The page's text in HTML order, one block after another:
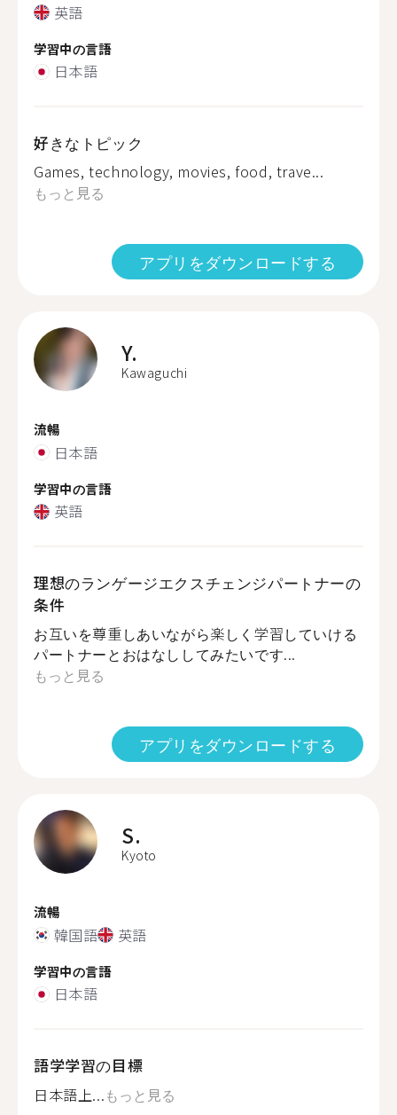
英語
学習中の言語
日本語
好きなトピック
Games, technology, movies, food, trave...
もっと見る
アプリをダウンロードする
Y.
Kawaguchi
流暢
日本語
学習中の言語
英語
理想のランゲージエクスチェンジパートナーの
条件
お互いを尊重しあいながら楽しく学習していける
パートナーとおはなししてみたいです...
もっと見る
アプリをダウンロードする
S.
Kyoto
流暢
韓国語 英語
学習中の言語
日本語
語学学習の目標
日本語上...もっと見る